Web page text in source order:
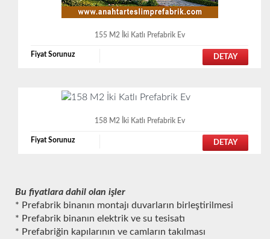
155 M2 İki Katlı Prefabrik Ev
Fiyat Sorunuz DETAY
158 M2 İki Katlı Prefabrik Ev
Fiyat Sorunuz DETAY
Bu fiyatlara dahil olan işler
* Prefabrik binanın montajı duvarların birleştirilmesi
* Prefabrik binanın elektrik ve su tesisatı
* Prefabriğin kapılarının ve camların takılması